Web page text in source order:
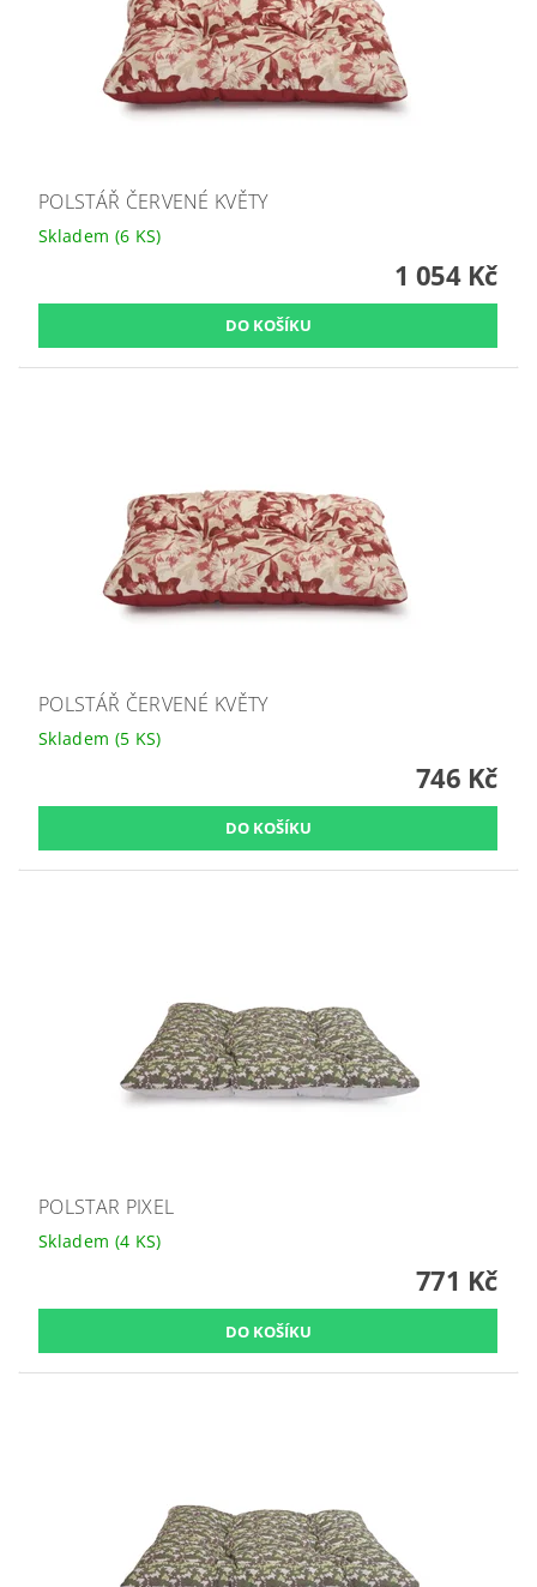
POLSTÁŘ ČERVENÉ KVĚTY
Skladem (6 KS)
1 054 Kč
POLSTÁŘ ČERVENÉ KVĚTY
Skladem (5 KS)
746 Kč
POLSTAR PIXEL
Skladem (4 KS)
771 Kč